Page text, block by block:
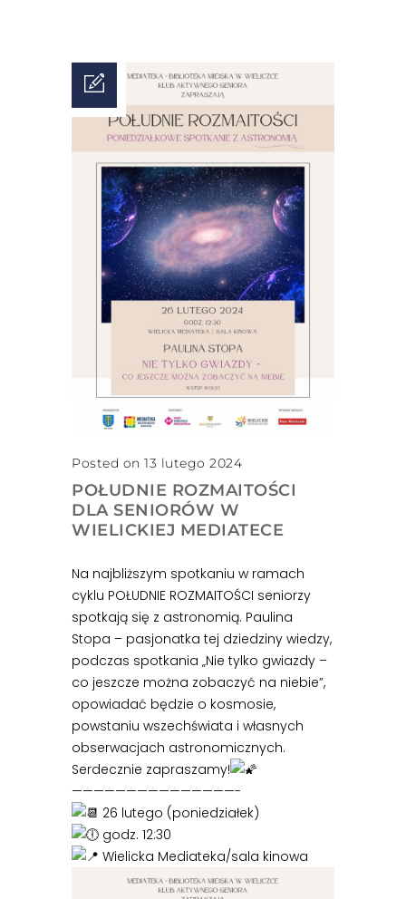
Posted on 13 lutego 2024
POŁUDNIE ROZMAITOŚCI
DLA SENIORÓW W
WIELICKIEJ MEDIATECE
Na najbliższym spotkaniu w ramach
cyklu POŁUDNIE ROZMAITOŚCI seniorzy
spotkają się z astronomią. Paulina
Stopa – pasjonatka tej dziedziny wiedzy,
podczas spotkania „Nie tylko gwiazdy –
co jeszcze można zobaczyć na niebie”,
opowiadać będzie o kosmosie,
powstaniu wszechświata i własnych
obserwacjach astronomicznych.
Serdecznie zapraszamy!
———————————————-
26 lutego (poniedziałek)
godz. 12:30
Wielicka Mediateka/sala kinowa